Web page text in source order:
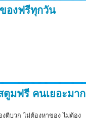
องฟรีทุกวัน
มฟรี คนเยอะมาก
งตีบวก ไม่ต้องหาของ ไม่ต้อง